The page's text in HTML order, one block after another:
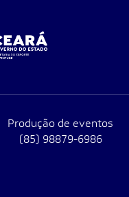
Produção de eventos
(85) 98879-6986